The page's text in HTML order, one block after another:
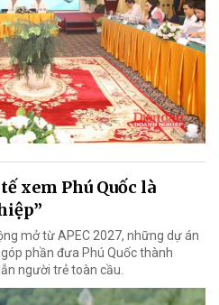
xem Phú Quốc là
mở từ APEC 2027, những dự án
phần đưa Phú Quốc thành
người trẻ toàn cầu.